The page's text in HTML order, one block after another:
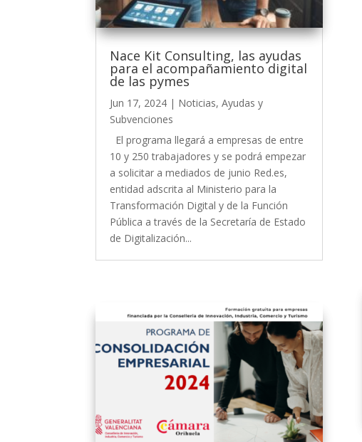
Nace Kit Consulting, las ayudas
para el acompañamiento digital
de las pymes
Jun 17, 2024 | Noticias,Ayudas y
Subvenciones
El programa llegará a empresas de entre
10 y 250 trabajadores y se podrá empezar
a solicitar a mediados de junio Red.es,
entidad adscrita al Ministerio para la
Transformación Digital y de la Función
Pública a través de la Secretaría de Estado
de Digitalización...